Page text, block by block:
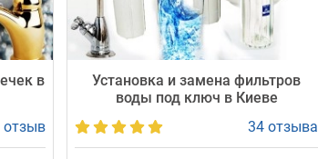
в
отзыв
Установка и замена фильтров
воды под ключ в Киеве
34 отзыва